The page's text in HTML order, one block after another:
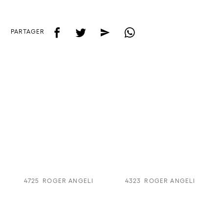
PARTAGER f t e w
4725 ROGER ANGELI 4323 ROGER ANGELI